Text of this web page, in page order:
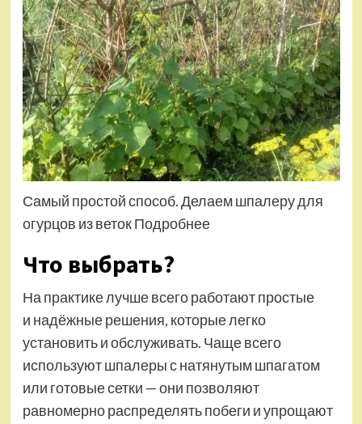
Самый простой способ. Делаем шпалеру для
огурцов из веток Подробнее
Что выбрать?
На практике лучше всего работают простые
и надёжные решения, которые легко
установить и обслуживать. Чаще всего
используют шпалеры с натянутым шпагатом
или готовые сетки — они позволяют
равномерно распределять побеги и упрощают